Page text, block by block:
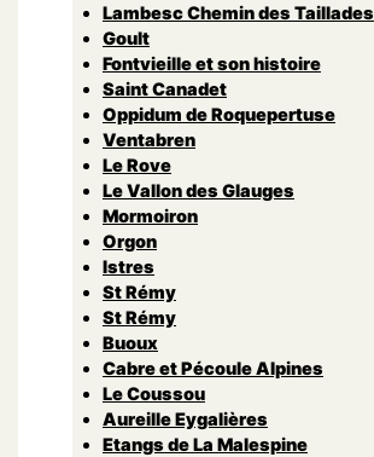
Lambesc Chemin des Taillades
Goult
Fontvieille et son histoire
Saint Canadet
Oppidum de Roquepertuse
Ventabren
Le Rove
Le Vallon des Glauges
Mormoiron
Orgon
Istres
St Rémy
St Rémy
Buoux
Cabre et Pécoule Alpines
Le Coussou
Aureille Eygalières
Etangs de La Malespine